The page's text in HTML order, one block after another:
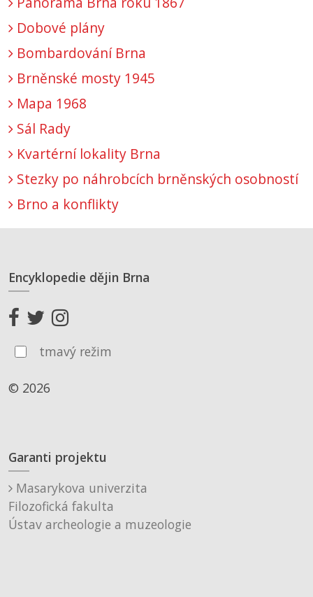
Dobové plány
Bombardování Brna
Brněnské mosty 1945
Mapa 1968
Sál Rady
Kvartérní lokality Brna
Stezky po náhrobcích brněnských osobností
Brno a konflikty
Encyklopedie dějin Brna
tmavý režim
© 2026
Garanti projektu
Masarykova univerzita
Filozofická fakulta
Ústav archeologie a muzeologie